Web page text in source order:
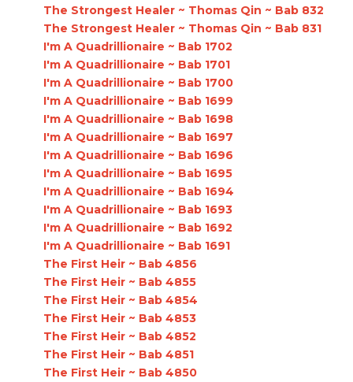
The Strongest Healer ~ Thomas Qin ~ Bab 832
The Strongest Healer ~ Thomas Qin ~ Bab 831
I'm A Quadrillionaire ~ Bab 1702
I'm A Quadrillionaire ~ Bab 1701
I'm A Quadrillionaire ~ Bab 1700
I'm A Quadrillionaire ~ Bab 1699
I'm A Quadrillionaire ~ Bab 1698
I'm A Quadrillionaire ~ Bab 1697
I'm A Quadrillionaire ~ Bab 1696
I'm A Quadrillionaire ~ Bab 1695
I'm A Quadrillionaire ~ Bab 1694
I'm A Quadrillionaire ~ Bab 1693
I'm A Quadrillionaire ~ Bab 1692
I'm A Quadrillionaire ~ Bab 1691
The First Heir ~ Bab 4856
The First Heir ~ Bab 4855
The First Heir ~ Bab 4854
The First Heir ~ Bab 4853
The First Heir ~ Bab 4852
The First Heir ~ Bab 4851
The First Heir ~ Bab 4850